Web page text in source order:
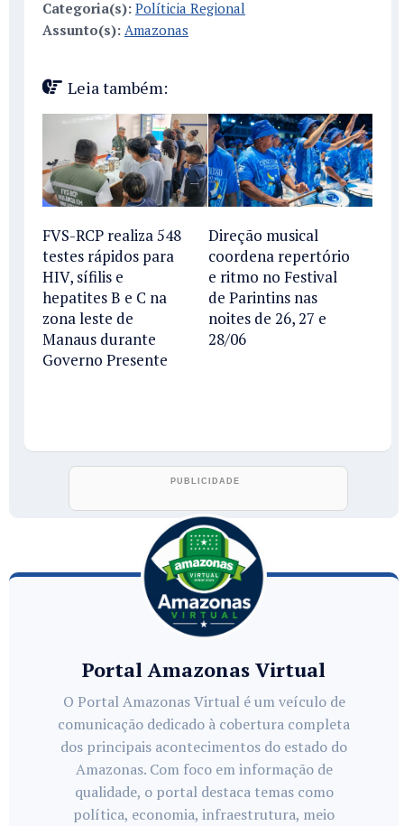
Categoria(s): Políticia Regional
Assunto(s): Amazonas
Leia também:
FVS-RCP realiza 548
testes rápidos para
HIV, sífilis e
hepatites B e C na
zona leste de
Manaus durante
Governo Presente
Direção musical
coordena repertório
e ritmo no Festival
de Parintins nas
noites de 26, 27 e
28/06
Portal Amazonas Virtual
O Portal Amazonas Virtual é um veículo de
comunicação dedicado à cobertura completa
dos principais acontecimentos do estado do
Amazonas. Com foco em informação de
qualidade, o portal destaca temas como
política, economia, infraestrutura, meio